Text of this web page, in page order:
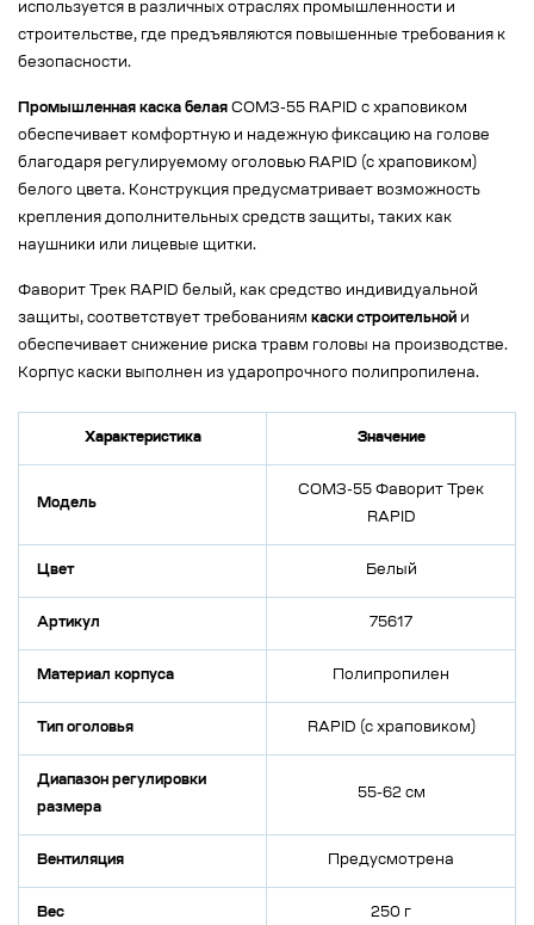
используется в различных отраслях промышленности и
строительстве, где предъявляются повышенные требования к
безопасности.
Промышленная каска белая СОМЗ-55 RAPID с храповиком
обеспечивает комфортную и надежную фиксацию на голове
благодаря регулируемому оголовью RAPID (с храповиком)
белого цвета. Конструкция предусматривает возможность
крепления дополнительных средств защиты, таких как
наушники или лицевые щитки.
Фаворит Трек RAPID белый, как средство индивидуальной
защиты, соответствует требованиям каски строительной и
обеспечивает снижение риска травм головы на производстве.
Корпус каски выполнен из ударопрочного полипропилена.
Характеристика Значение
Модель
СОМЗ-55 Фаворит Трек
RAPID
Цвет Белый
Артикул 75617
Материал корпуса Полипропилен
Тип оголовья RAPID (с храповиком)
Диапазон регулировки
размера
55-62 см
Вентиляция Предусмотрена
Вес 250 г